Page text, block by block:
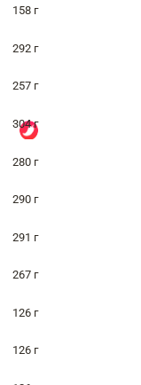
158 г
292 г
257 г
304 г
280 г
290 г
291 г
267 г
126 г
126 г